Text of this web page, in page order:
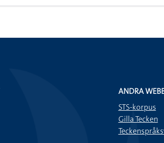
ANDRA
STS-korpus
Gilla Tecken